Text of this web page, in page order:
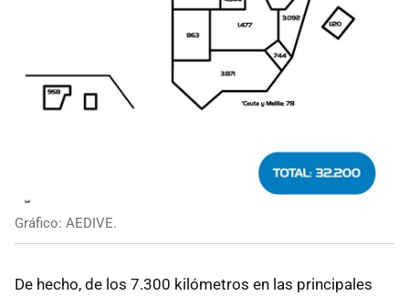
Gráfico: AEDIVE.
De hecho, de los 7.300 kilómetros en las principales